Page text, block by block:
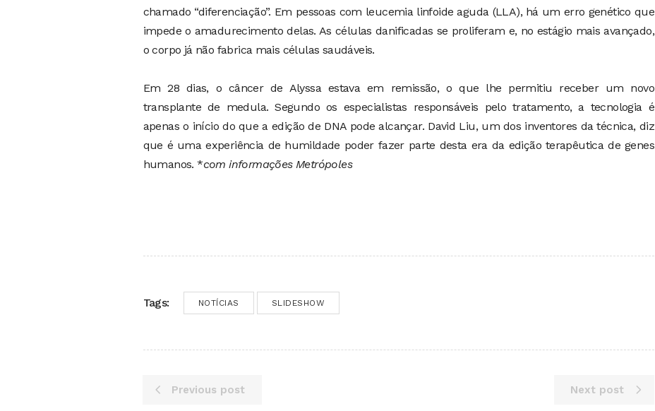
chamado “diferenciação”. Em pessoas com leucemia linfoide aguda (LLA), há um erro genético que
impede o amadurecimento delas. As células danificadas se proliferam e, no estágio mais avançado,
o corpo já não fabrica mais células saudáveis.
Em 28 dias, o câncer de Alyssa estava em remissão, o que lhe permitiu receber um novo
transplante de medula. Segundo os especialistas responsáveis pelo tratamento, a tecnologia é
apenas o início do que a edição de DNA pode alcançar. David Liu, um dos inventores da técnica, diz
que é uma experiência de humildade poder fazer parte desta era da edição terapêutica de genes
humanos. *com informações Metrópoles
Tags: NOTÍCIAS SLIDESHOW
Previous post Next post